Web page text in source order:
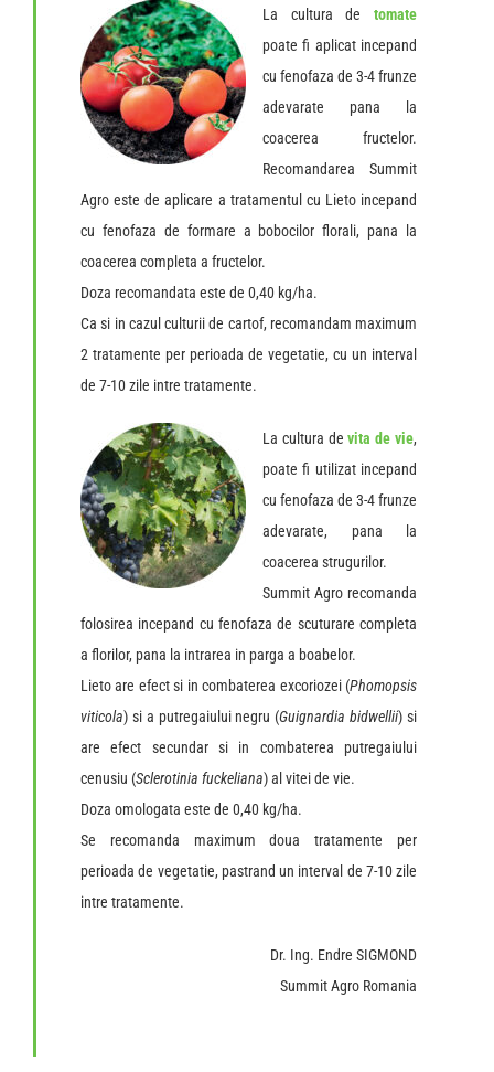
La cultura de tomate
poate fi aplicat incepand
cu fenofaza de 3-4 frunze
adevarate pana la
coacerea fructelor.
Recomandarea Summit
Agro este de aplicare a tratamentul cu Lieto incepand
cu fenofaza de formare a bobocilor florali, pana la
coacerea completa a fructelor.
Doza recomandata este de 0,40 kg/ha.
Ca si in cazul culturii de cartof, recomandam maximum
2 tratamente per perioada de vegetatie, cu un interval
de 7-10 zile intre tratamente.
La cultura devita de vie,
poate fi utilizat incepand
cu fenofaza de 3-4 frunze
adevarate, pana la
coacerea strugurilor.
Summit Agro recomanda
folosirea incepand cu fenofaza de scuturare completa
a florilor, pana la intrarea in parga a boabelor.
Lieto are efect si in combaterea excoriozei (Phomopsis
viticola) si a putregaiului negru (Guignardia bidwellii) si
are efect secundar si in combaterea putregaiului
cenusiu (Sclerotinia fuckeliana) al vitei de vie.
Doza omologata este de 0,40 kg/ha.
Se recomanda maximum doua tratamente per
perioada de vegetatie, pastrand un interval de 7-10 zile
intre tratamente.
Dr. Ing. Endre SIGMOND
Summit Agro Romania